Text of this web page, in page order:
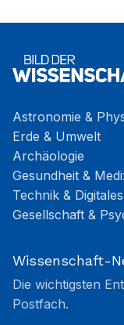
Astronomie &
Erde & Umwelt
Archäologie
Gesundheit &
Technik & Digitales
Gesellschaft &
Wissenschaft-
Die wichtigsten
Postfach.